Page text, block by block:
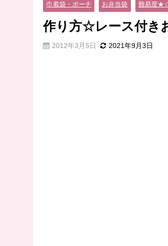
巾着袋・ポーチ お弁当袋 難易度
作り方☆レース付き
2012年3月5日 2021年9月3日